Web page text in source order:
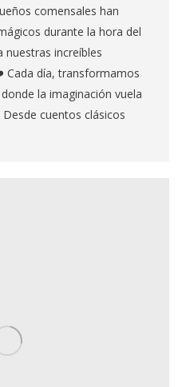
comensales han
durante la hora del
nuestras increíbles
Cada día, transformamos
la imaginación vuela
cuentos clásicos